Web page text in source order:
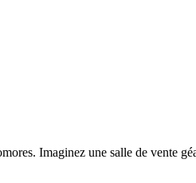
Imaginez une salle de vente